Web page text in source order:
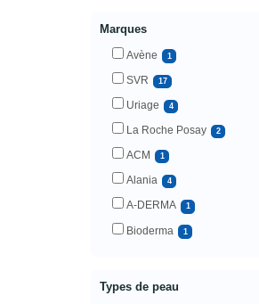
Marques
Avène 1
SVR 17
Uriage 4
La Roche Posay 2
ACM 1
Alania 4
A-DERMA 1
Bioderma 1
Types de peau